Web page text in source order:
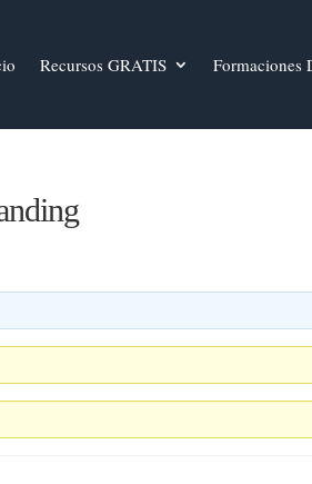
Recursos GRATIS Formaciones